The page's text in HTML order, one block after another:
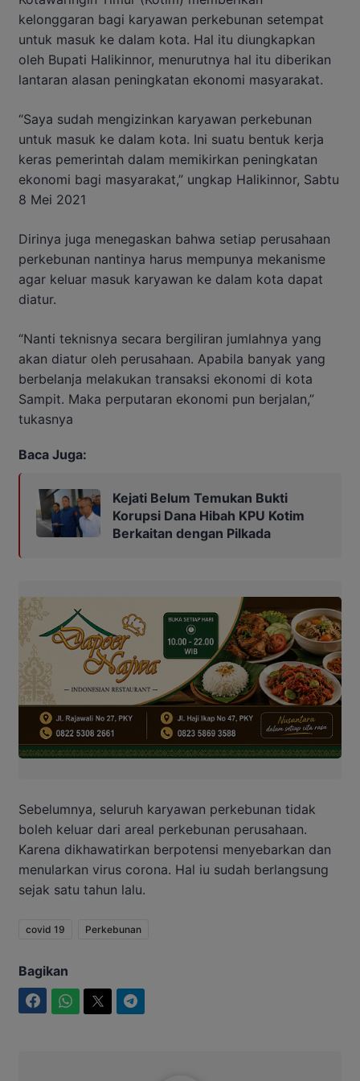
kelonggaran bagi karyawan perkebunan setempat
untuk masuk ke dalam kota. Hal itu diungkapkan
oleh Bupati Halikinnor, menurutnya hal itu diberikan
lantaran alasan peningkatan ekonomi masyarakat.
“Saya sudah mengizinkan karyawan perkebunan
untuk masuk ke dalam kota. Ini suatu bentuk kerja
keras pemerintah dalam memikirkan peningkatan
ekonomi bagi masyarakat,” ungkap Halikinnor, Sabtu
8 Mei 2021
Dirinya juga menegaskan bahwa setiap perusahaan
perkebunan nantinya harus mempunya mekanisme
agar keluar masuk karyawan ke dalam kota dapat
diatur.
“Nanti teknisnya secara bergiliran jumlahnya yang
akan diatur oleh perusahaan. Apabila banyak yang
berbelanja melakukan transaksi ekonomi di kota
Sampit. Maka perputaran ekonomi pun berjalan,”
tukasnya
Baca Juga:
Kejati Belum Temukan Bukti
Korupsi Dana Hibah KPU Kotim
Berkaitan dengan Pilkada
Sebelumnya, seluruh karyawan perkebunan tidak
boleh keluar dari areal perkebunan perusahaan.
Karena dikhawatirkan berpotensi menyebarkan dan
menularkan virus corona. Hal iu sudah berlangsung
sejak satu tahun lalu.
covid 19 Perkebunan
Bagikan